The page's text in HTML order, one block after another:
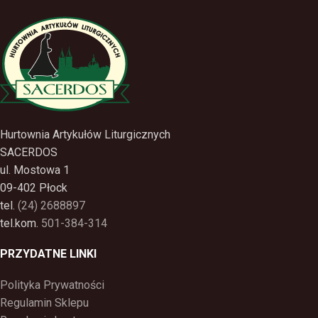
Hurtownia Artykułów Liturgicznych
SACERDOS
ul. Mostowa 1
09-402 Płock
tel. (24) 2688897
tel.kom. 501-384-314
PRZYDATNE LINKI
Polityka Prywatności
Regulamin Sklepu